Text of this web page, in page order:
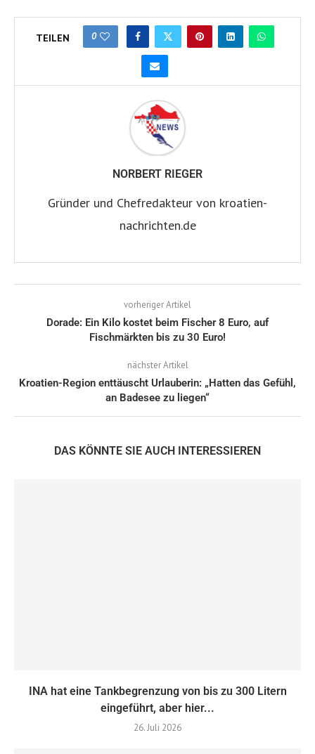
TEILEN 0
NORBERT RIEGER
Gründer und Chefredakteur von kroatien-
nachrichten.de
vorheriger Artikel
Dorade: Ein Kilo kostet beim Fischer 8 Euro, auf
Fischmärkten bis zu 30 Euro!
nächster Artikel
Kroatien-Region enttäuscht Urlauberin: „Hatten das Gefühl,
an Badesee zu liegen“
DAS KÖNNTE SIE AUCH INTERESSIEREN
INA hat eine Tankbegrenzung von bis zu 300 Litern
eingeführt, aber hier...
26. Juli 2026